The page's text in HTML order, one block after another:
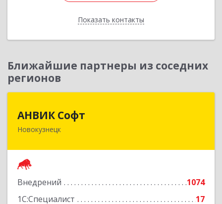
Показать контакты
Назад
Ближайшие партнеры из соседних
регионов
АНВИК Софт
Новокузнецк
Внедрений
1074
1С:Специалист
17
654079, Кемеровская область - Кузбасс,